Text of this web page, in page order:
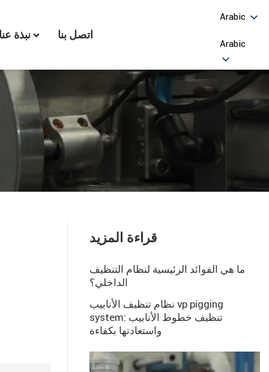
نبذة عنا اتصل بنا
Arabic
Arabic
قراءة المزيد
ما هي الفوائد الرئيسية لنظام التنظيف
الداخلي؟
نظام تنظيف الأنابيب vp pigging
system: تنظيف خطوط الأنابيب
واستعادتها بكفاءة